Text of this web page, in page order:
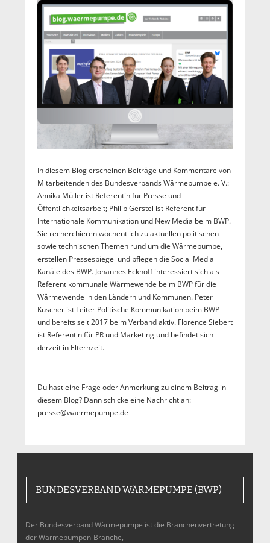
In diesem Blog erscheinen Beiträge und Kommentare von
Mitarbeitenden des Bundesverbands Wärmepumpe e. V.:
Annika Müller ist Referentin für Presse und
Öffentlichkeitsarbeit; Philip Gerstel ist Referent für
Internationale Kommunikation und New Media beim BWP.
Sie recherchieren wöchentlich zu aktuellen politischen
sowie technischen Themen rund um die Wärmepumpe,
erstellen Pressespiegel und pflegen die Social Media
Kanäle des BWP. Johannes Eckhoff interessiert sich als
Referent kommunale Wärmewende beim BWP für die
Wärmewende in den Ländern und Kommunen. Peter
Kuscher ist Leiter Politische Kommunikation beim BWP
und bereits seit 2017 beim Verband aktiv. Florence Siebert
ist Referentin für PR und Marketing und befindet sich
derzeit in Elternzeit.
Du hast eine Frage oder Anmerkung zu einem Beitrag in
diesem Blog? Dann schicke eine Nachricht an:
presse@waermepumpe.de
BUNDESVERBAND WÄRMEPUMPE (BWP)
Der Bundesverband Wärmepumpe ist die Branchenvertretung
der Wärmepumpen-Branche,